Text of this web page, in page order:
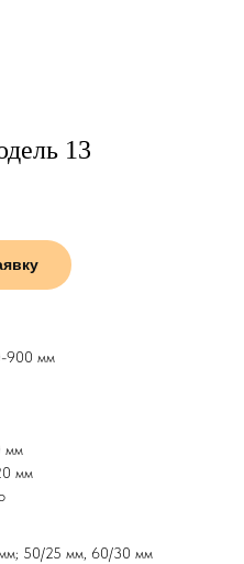
13
900 мм
мм
мм
50/25 мм, 60/30 мм